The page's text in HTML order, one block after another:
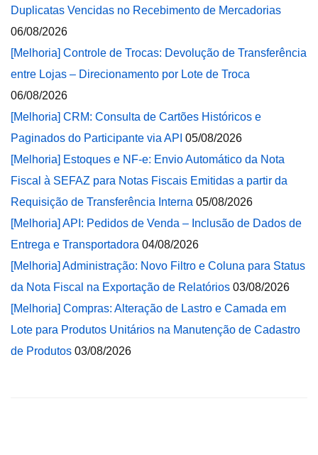
Duplicatas Vencidas no Recebimento de Mercadorias
06/08/2026
[Melhoria] Controle de Trocas: Devolução de Transferência
entre Lojas – Direcionamento por Lote de Troca
06/08/2026
[Melhoria] CRM: Consulta de Cartões Históricos e
Paginados do Participante via API 05/08/2026
[Melhoria] Estoques e NF-e: Envio Automático da Nota
Fiscal à SEFAZ para Notas Fiscais Emitidas a partir da
Requisição de Transferência Interna 05/08/2026
[Melhoria] API: Pedidos de Venda – Inclusão de Dados de
Entrega e Transportadora 04/08/2026
[Melhoria] Administração: Novo Filtro e Coluna para Status
da Nota Fiscal na Exportação de Relatórios 03/08/2026
[Melhoria] Compras: Alteração de Lastro e Camada em
Lote para Produtos Unitários na Manutenção de Cadastro
de Produtos 03/08/2026